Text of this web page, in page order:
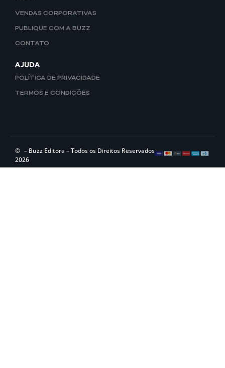
VENDAS CORPORATIVAS
PUBLIQUE COM A BUZZ
CONTATO
AJUDA
POLÍTICA DE PRIVACIDADE
TERMOS E CONDIÇÕES
©
2026
– Buzz Editora – Todos os Direitos Reservados